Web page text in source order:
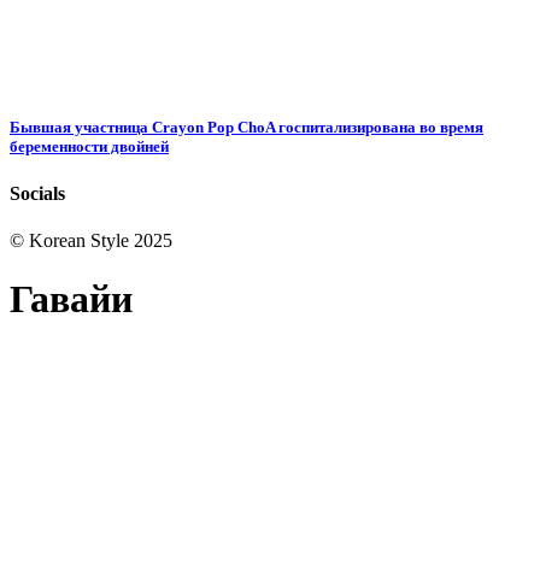
Бывшая участница Crayon Pop ChoA госпитализирована во время
беременности двойней
Socials
© Korean Style 2025
Гавайи